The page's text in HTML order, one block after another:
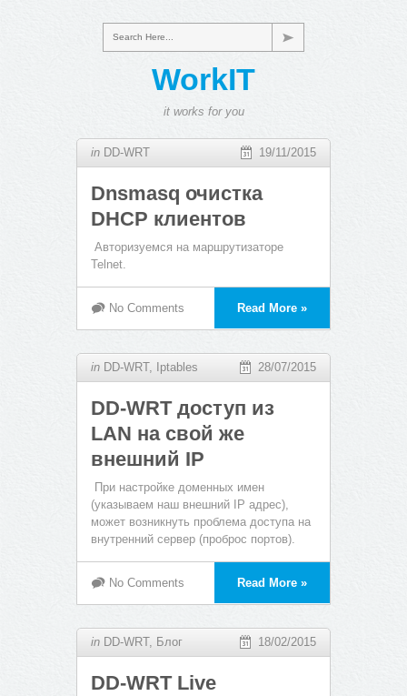
Search Here...
WorkIT
it works for you
in DD-WRT 19/11/2015
Dnsmasq очистка
DHCP клиентов
Авторизуемся на маршрутизаторе
Telnet.
No Comments Read More »
in DD-WRT, Iptables 28/07/2015
DD-WRT доступ из
LAN на свой же
внешний IP
При настройке доменных имен
(указываем наш внешний IP адрес),
может возникнуть проблема доступа на
внутренний сервер (проброс портов).
No Comments Read More »
in DD-WRT, Блог 18/02/2015
DD-WRT Live